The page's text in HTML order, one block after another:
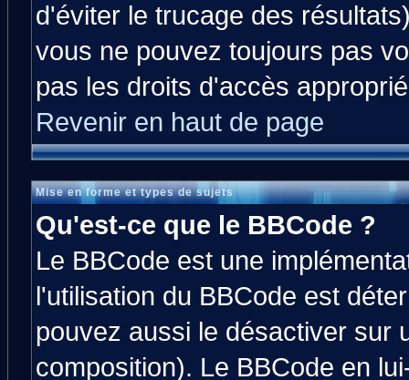
d'éviter le trucage des
vous ne pouvez toujours pas
pas les droits d'accès
Revenir en haut de page
Mise en forme et types de sujets
Qu'est-ce que le BBCode ?
Le BBCode est une
l'utilisation du BBCode est
pouvez aussi le désactiver sur
composition). Le BBCode en